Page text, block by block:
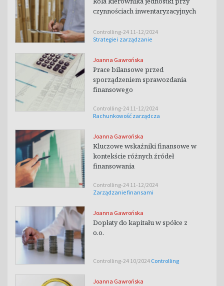
czynnościach inwentaryzacyjnych
Controlling-24 11-12/2024
Strategie i zarządzanie
Joanna Gawrońska
Prace bilansowe przed
sporządzeniem sprawozdania
finansowego
Controlling-24 11-12/2024
Rachunkowość zarządcza
Joanna Gawrońska
Kluczowe wskaźniki finansowe w
kontekście różnych źródeł
finansowania
Controlling-24 11-12/2024
Zarządzanie finansami
Joanna Gawrońska
Dopłaty do kapitału w spółce z
o.o.
Controlling-24 10/2024 Controlling
Joanna Gawrońska